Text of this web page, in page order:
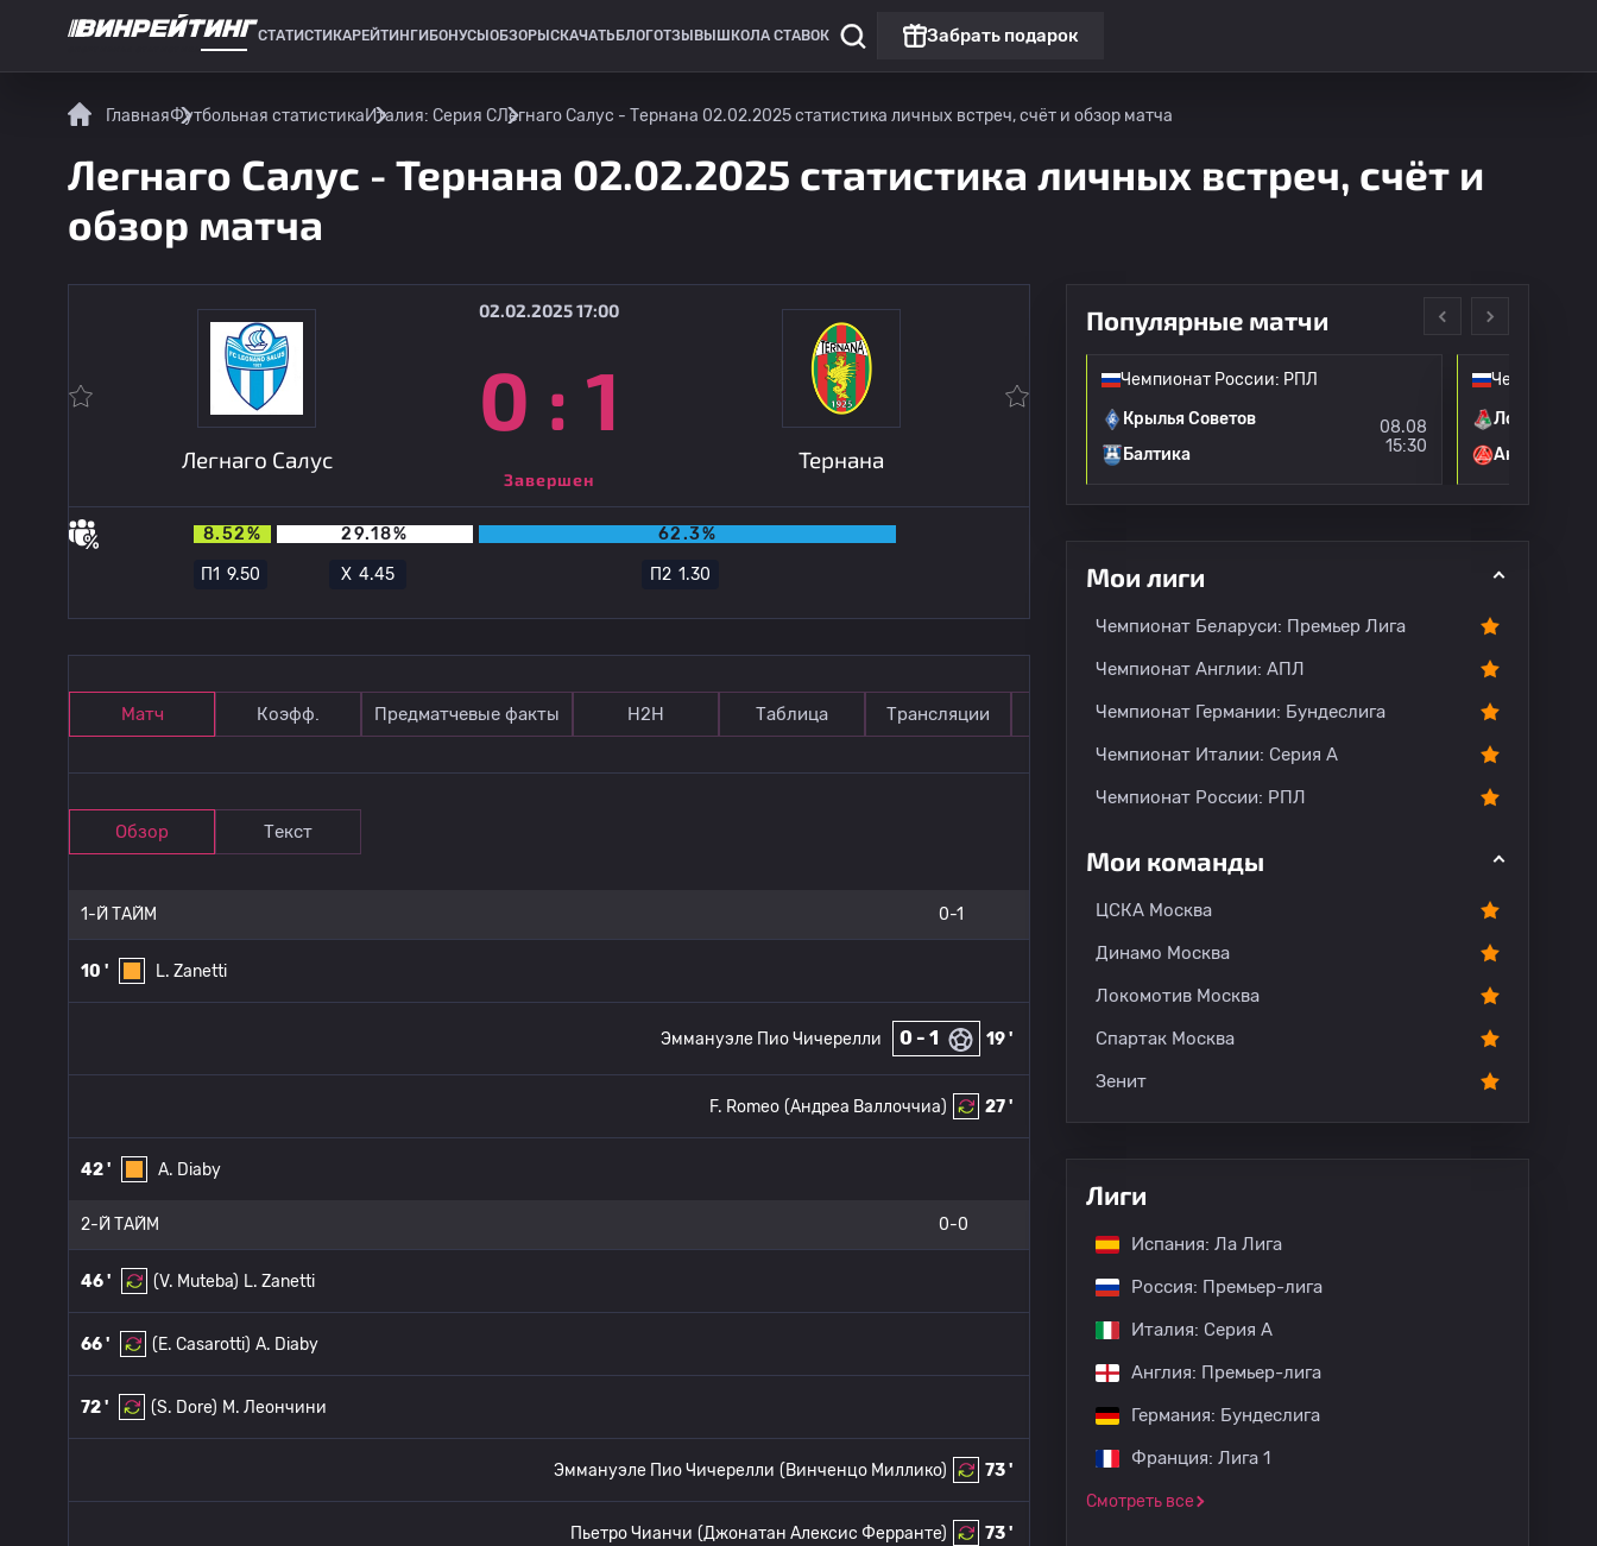
СТАТИСТИКАРЕЙТИНГИ БОНУСЫ ОБЗОРЫ СКАЧАТЬ БЛОГОТЗЫВЫ ШКОЛА СТАВОК Забрать подарок
ГлавнаяФутбольная статистикаИталия: Серия CЛегнаго Салус - Тернана 02.02.2025 статистика личных встреч, счёт и обзор матча
Легнаго Салус - Тернана 02.02.2025 статистика личных встреч, счёт и
обзор матча
Легнаго Салус
02.02.2025 17:00
0 : 1
Завершен
Тернана
8.52% 29.18%
62.3%
П1 9.50 Х4.45 П21.30
Матч Коэфф. Предматчевые факты Н2Н Таблица Трансляции Прогноз Комментарии
Обзор Текст
1-Й ТАЙМ 0-1
10 ' L. Zanetti
19 '
0 - 1
Эммануэле Пио Чичерелли
27 '
(Андреа Валлоччиа)
F. Romeo
42 ' A. Diaby
2-Й ТАЙМ 0-0
46 ' (V. Muteba) L. Zanetti
66 ' (E. Casarotti) A. Diaby
72 ' (S. Dore) M. Леончини
73 '
(Винченцо Миллико)
Эммануэле Пио Чичерелли
73 '
(Джонатан Алексис Ферранте)
Пьетро Чианчи
Популярные матчи
Чемпионат России: РПЛ
Динамо Москва
Динамо Махачкала
Чемпионат России: РПЛ
Крылья Советов
Балтика
08.08
15:30
Чемпионат
Локомотив
Акрон
Мои лиги
Чемпионат Беларуси: Премьер Лига
Чемпионат Англии: АПЛ
Чемпионат Германии: Бундеслига
Чемпионат Италии: Серия А
Чемпионат России: РПЛ
Мои команды
ЦСКА Москва
Динамо Москва
Локомотив Москва
Спартак Москва
Зенит
Лиги
Испания: Ла Лига
Россия: Премьер-лига
Италия: Серия А
Англия: Премьер-лига
Германия: Бундеслига
Франция: Лига 1
Смотреть все